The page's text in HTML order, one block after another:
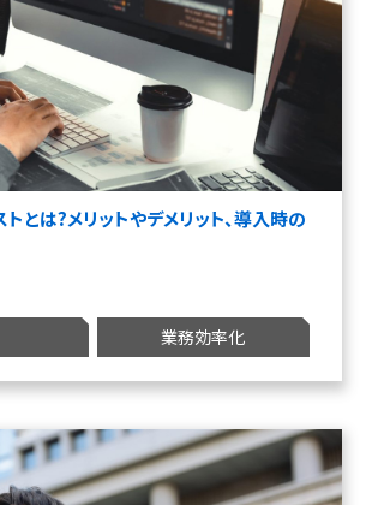
とは?メリットやデメリット、導入時の
業務効率化